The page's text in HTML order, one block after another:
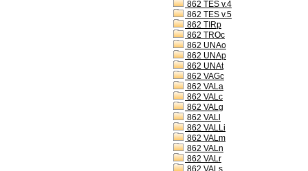
862 TES v.4
862 TES v.5
862 TIRp
862 TROc
862 UNAo
862 UNAp
862 UNAt
862 VAGc
862 VALa
862 VALc
862 VALg
862 VALl
862 VALLi
862 VALm
862 VALn
862 VALr
862 VALs